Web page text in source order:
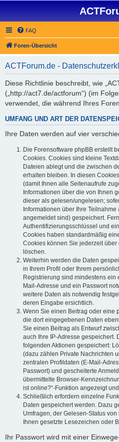
FAQ
Foren-Übersicht
ACTForum.de -
Diese Richtlinie beschreibt, wie
(„http://act7.de/actforum“) (im
verwendet, die während Ihres
UMFANG UND ART DER
Ihre Daten werden auf vier
Die Forensoftware phpBB erstellt
Cookies. Cookies sind kleine
Dateien ablegt und die zwischen
erhalten bleiben. In diesen
(damit Ihnen alle Seitenaufrufe
Informationen über die von Ihnen
dieser als gelesen/ungelesen;
Informationen über Ihre
angemeldet sind) gespeichert.
Authentifizierungsschlüssel und
Cookies haben standardmäßig
Cookies können Sie jederzeit über
löschen.
Weiterhin werden die Daten
in Ihrem Profil oder Ihrem
Registrierung sind mindestens
Mail-Adresse und ein Passwort
weitere Daten als notwendig
deren Eingabe ersichtlich.
Wenn Sie einen Beitrag oder eine
die dort eingegebenen Daten
Sie einen Beitrag als Entwurf
auch Ihre IP-Adresse gespeichert.
folgenden Aktionen gespeichert:
(dazu zählen Private Nachrichten
zentralen Profildaten (E-Mail-
Passwort) und gescheiterte
übermittelte Browser-
ist online?“-Funktion angezeigt
Schließlich erfordern einzelne
Daten gespeichert werden. Dazu
Umfragen, der Gelesen-Status
Ihnen gesetzte Lesezeichen oder
Ihr Passwort wird mit einer